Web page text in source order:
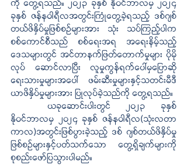
ကို တွေ့ရသည်။ ၂၀၂၃ ခုနှစ် နိုဝင်ဘာလမှ ၂၀၂၄
ခုနှစ် ဇန်နဝါရီလအတွင်းကြုံတွေ့ခဲ့ရသည့် ဒစ်ဂျစ်
တယ်ဖိနှိပ်မှုဖြစ်စဉ်များအား သုံး သပ်ကြည့်ပါက
စစ်ကောင်စီသည် စစ်ရေးအရ အရေးနိမ့်သည့်
ဒေသများတွင် အင်တာနက်ဖြတ်တောက်မှုများ ပိုမို
လုပ် ဆောင်လာပြီး လူမှုကွန်ရက်ပေါ်မှပြောဆို
ရေးသားမှုများအပေါ် ဖမ်းဆီးမှုများနှင့်သတင်းမီဒီ
ယာဖိနှိပ်မှုများအား ပြုလုပ်ခဲ့သည်ကို တွေ့ရသည်။
ယခုဆောင်းပါးတွင် ၂၀၂၃ ခုနှစ်
နိုဝင်ဘာလမှ ၂၀၂၄ ခုနှစ် ဇန်နဝါရီလ(သုံးလတာ
ကာလ)အတွင်းဖြစ်ပွားခဲ့သည့် ဒစ် ဂျစ်တယ်ဖိနှိပ်မှု
ဖြစ်စဉ်များနှင့်ပတ်သက်သော တွေ့ရှိချက်များကို
စုစည်းဖော်ပြသွားပါမည်။